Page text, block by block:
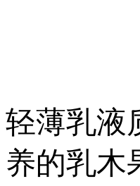
轻薄乳液
养的乳木